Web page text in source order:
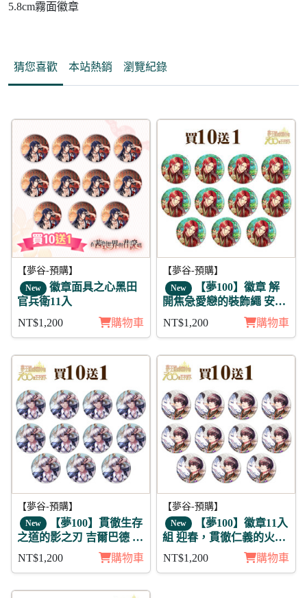
5.8cm霧面徽章
猜您喜歡 本站熱銷 瀏覽紀錄
【夢谷-預購】
New 徽章面具之心黑田
官兵衛11入
NT$1,200
購物車
【夢谷-預購】
New 【夢100】徽章 解
開焦急愛戀的裝飾繩 安塔
NT$1,200 購物車
【夢谷-預購】
New 【夢100】貫徹生存
之道的影之刃 吉爾巴德 月
NT$1,200 購物車
【夢谷-預購】
New 【夢100】徽章11入
組 迎春，貫徹仁義的火之
誓言 蓋伊里 月覺
NT$1,200 購物車